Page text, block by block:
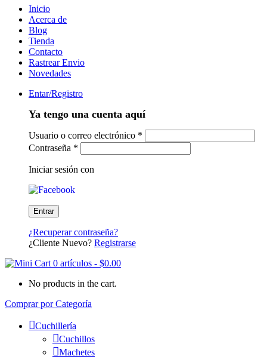
Inicio
Acerca de
Blog
Tienda
Contacto
Rastrear Envio
Novedades
Entar/Registro
Ya tengo una cuenta aquí
Usuario o correo electrónico *
Contraseña *
Iniciar sesión con
¿Recuperar contraseña?
¿Cliente Nuevo? Registrarse
0 artículos - $0.00
No products in the cart.
Comprar por Categoría
Cuchillería
Cuchillos
Machetes